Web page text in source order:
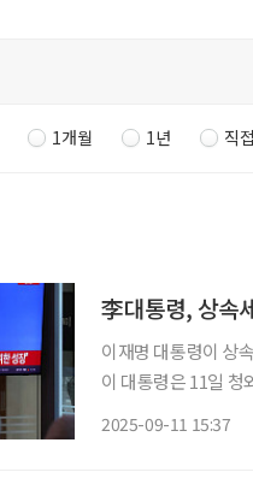
1개월 1년 직
이재명 대통령이 상
이 대통령은 11일 청
2025-09-11 15:37